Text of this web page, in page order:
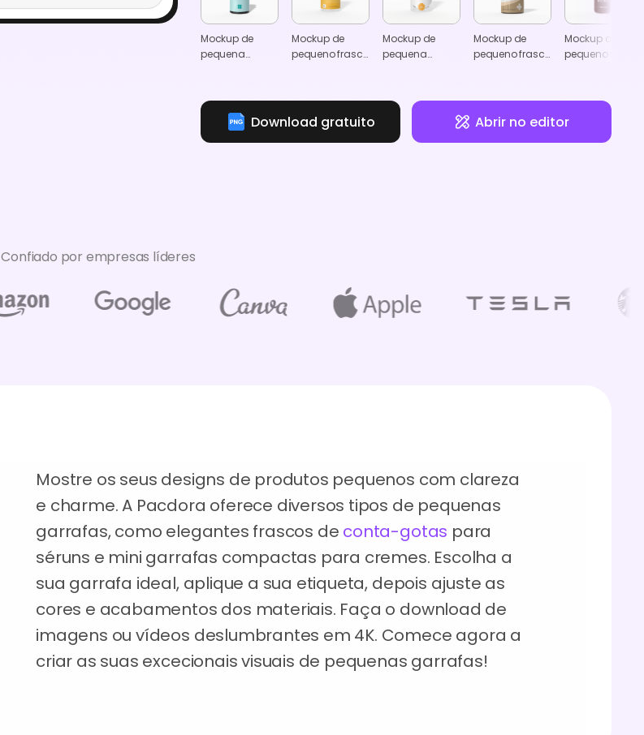
Mockup de
pequena
25 ml
Mockup de
pequeno frasco
Mockup de
pequena
Mockup de
pequeno frasco
Mockup de
pequeno frasco
plástico de 2 ml
Download gratuito Abrir no editor
Confiado por empresas líderes
Mostre os seus designs de produtos pequenos com clareza
e charme. A Pacdora oferece diversos tipos de pequenas
garrafas, como elegantes frascos de conta-gotas para
séruns e mini garrafas compactas para cremes. Escolha a
sua garrafa ideal, aplique a sua etiqueta, depois ajuste as
cores e acabamentos dos materiais. Faça o download de
imagens ou vídeos deslumbrantes em 4K. Comece agora a
criar as suas excecionais visuais de pequenas garrafas!